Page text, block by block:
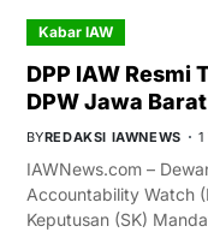
Kabar IAW
DPP IAW Resmi
DPW Jawa
BYREDAKSI IAWNEWS
IAWNews.com –
Accountability Watch
Keputusan (SK)